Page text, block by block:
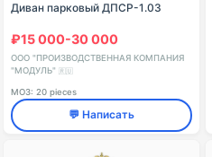
Диван парковый ДПСР-1.03
₽15 000-30 000
ООО "ПРОИЗВОДСТВЕННАЯ КОМПАНИЯ
"МОДУЛЬ" 🇷🇺
МОЗ: 20 pieces
💬 Написать